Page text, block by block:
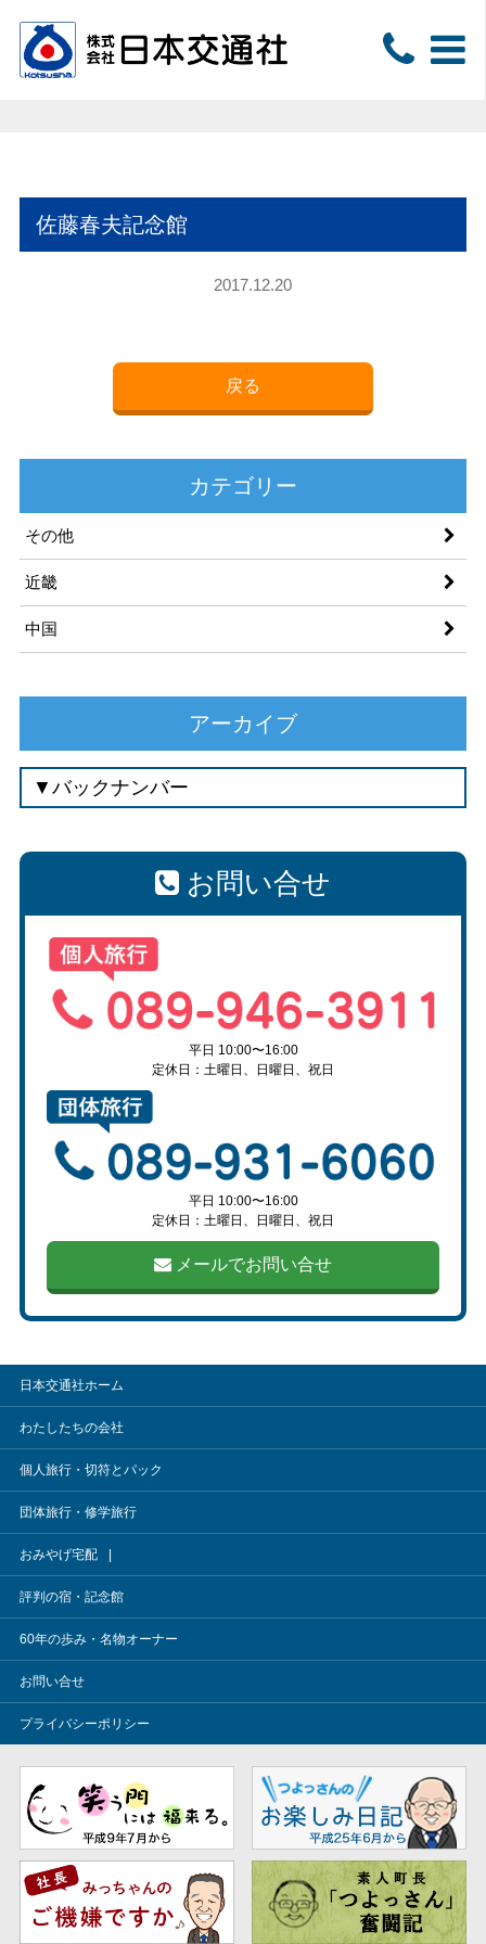
佐藤春夫記念館
2017.12.20
戻る
カテゴリー
その他
近畿
中国
アーカイブ
お問い合せ
平日 10:00〜16:00
定休日：土曜日、日曜日、祝日
平日 10:00〜16:00
定休日：土曜日、日曜日、祝日
メールでお問い合せ
日本交通社ホーム
わたしたちの会社
個人旅行・切符とパック
団体旅行・修学旅行
おみやげ宅配
評判の宿・記念館
60年の歩み・名物オーナー
お問い合せ
プライバシーポリシー